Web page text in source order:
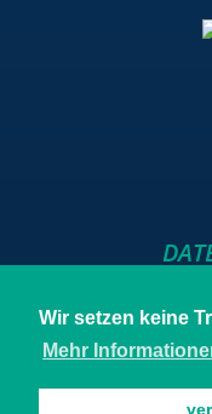
Wir setzen keine
Mehr